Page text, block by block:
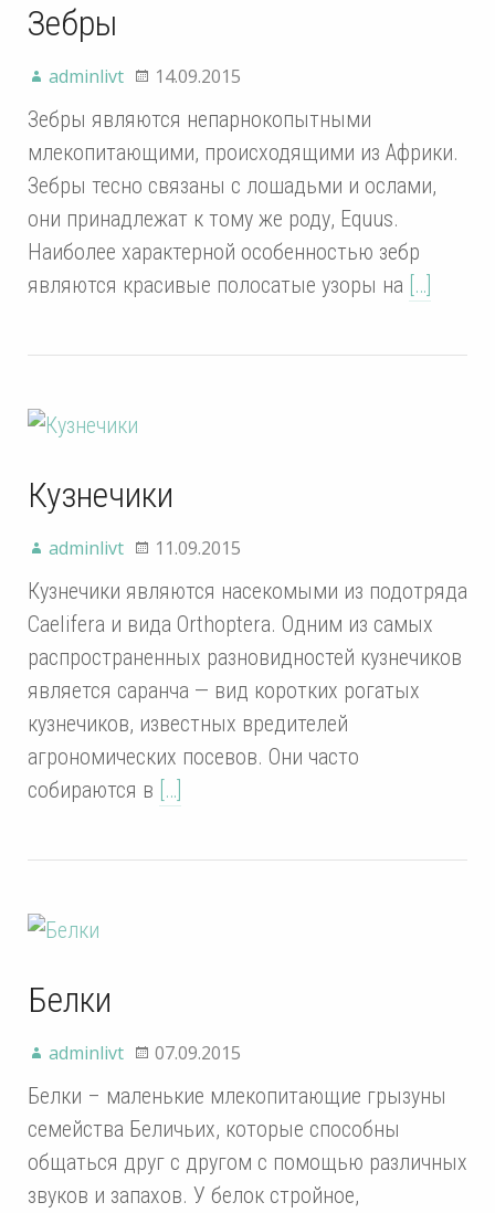
Зебры
adminlivt 14.09.2015
Зебры являются непарнокопытными
млекопитающими, происходящими из Африки.
Зебры тесно связаны с лошадьми и ослами,
они принадлежат к тому же роду, Equus.
Наиболее характерной особенностью зебр
являются красивые полосатые узоры на […]
Кузнечики
adminlivt 11.09.2015
Кузнечики являются насекомыми из подотряда
Caelifera и вида Orthoptera. Одним из самых
распространенных разновидностей кузнечиков
является саранча — вид коротких рогатых
кузнечиков, известных вредителей
агрономических посевов. Они часто
собираются в […]
Белки
adminlivt 07.09.2015
Белки – маленькие млекопитающие грызуны
семейства Беличьих, которые способны
общаться друг с другом с помощью различных
звуков и запахов. У белок стройное,